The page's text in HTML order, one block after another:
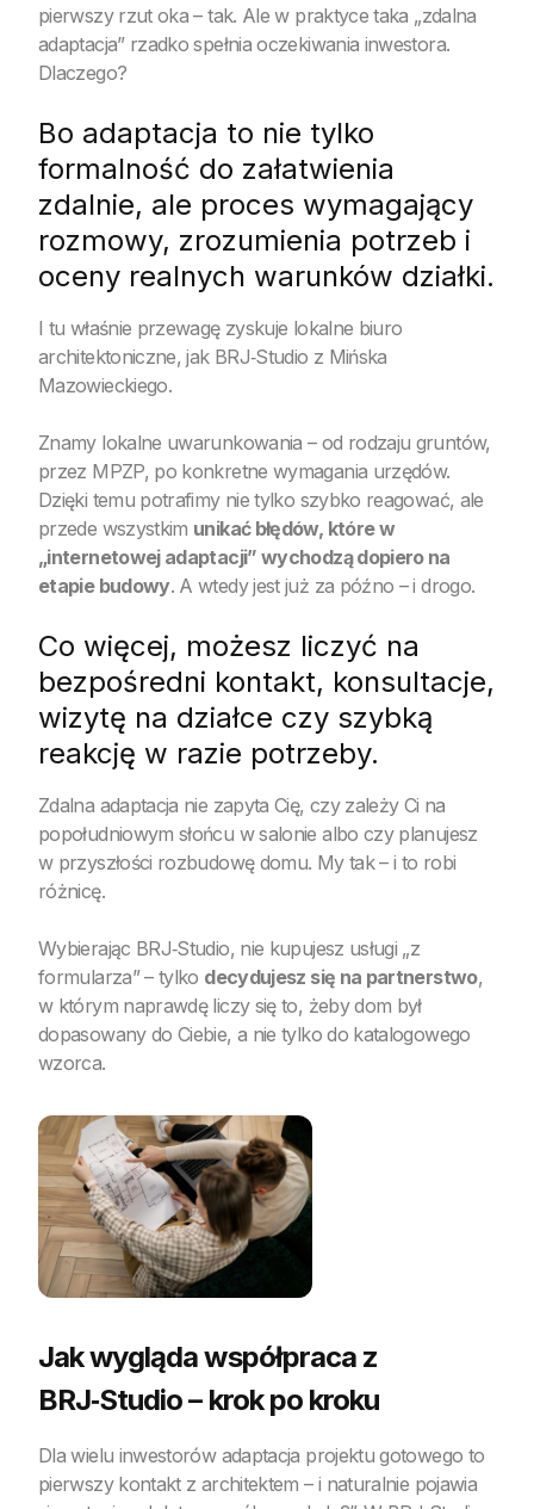
pierwszy rzut oka – tak. Ale w praktyce taka „zdalna
adaptacja” rzadko spełnia oczekiwania inwestora.
Dlaczego?
Bo adaptacja to nie tylko
formalność do załatwienia
zdalnie, ale proces wymagający
rozmowy, zrozumienia potrzeb i
oceny realnych warunków działki.
I tu właśnie przewagę zyskuje lokalne biuro
architektoniczne, jak BRJ‑Studio z Mińska
Mazowieckiego.
Znamy lokalne uwarunkowania – od rodzaju gruntów,
przez MPZP, po konkretne wymagania urzędów.
Dzięki temu potrafimy nie tylko szybko reagować, ale
przede wszystkim unikać błędów, które w
„internetowej adaptacji” wychodzą dopiero na
etapie budowy. A wtedy jest już za późno – i drogo.
Co więcej, możesz liczyć na
bezpośredni kontakt, konsultacje,
wizytę na działce czy szybką
reakcję w razie potrzeby.
Zdalna adaptacja nie zapyta Cię, czy zależy Ci na
popołudniowym słońcu w salonie albo czy planujesz
w przyszłości rozbudowę domu. My tak – i to robi
różnicę.
Wybierając BRJ‑Studio, nie kupujesz usługi „z
formularza” – tylko decydujesz się na partnerstwo,
w którym naprawdę liczy się to, żeby dom był
dopasowany do Ciebie, a nie tylko do katalogowego
wzorca.
Jak wygląda współpraca z
BRJ‑Studio – krok po kroku
Dla wielu inwestorów adaptacja projektu gotowego to
pierwszy kontakt z architektem – i naturalnie pojawia